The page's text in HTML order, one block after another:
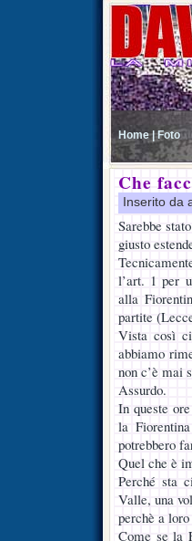
Home | Foto
Che
Inserito da
Sarebbe
giusto
l’art. 1 per
alla
partite
Vista così
abbiamo
non c’è mai
Assurdo.
In queste
la
potrebbero
Quel che è
Perché sta
Valle, una
perchè a
Come se la